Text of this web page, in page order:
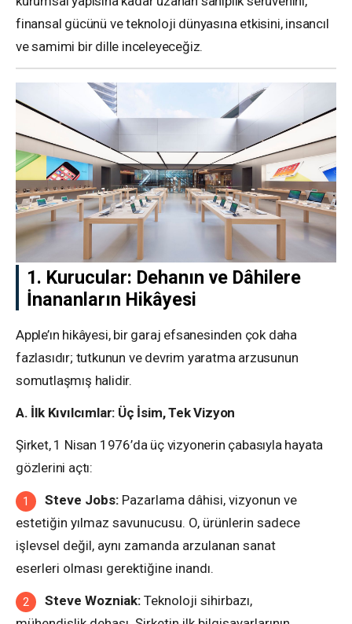
finansal gücünü ve teknoloji dünyasına etkisini, insancıl
ve samimi bir dille inceleyeceğiz.
1. Kurucular: Dehanın ve Dâhilere
İnananların Hikâyesi
Apple’ın hikâyesi, bir garaj efsanesinden çok daha
fazlasıdır; tutkunun ve devrim yaratma arzusunun
somutlaşmış halidir.
A. İlk Kıvılcımlar: Üç İsim, Tek Vizyon
Şirket, 1 Nisan 1976’da üç vizyonerin çabasıyla hayata
gözlerini açtı:
Steve Jobs: Pazarlama dâhisi, vizyonun ve
estetiğin yılmaz savunucusu. O, ürünlerin sadece
işlevsel değil, aynı zamanda arzulanan sanat
eserleri olması gerektiğine inandı.
Steve Wozniak: Teknoloji sihirbazı,